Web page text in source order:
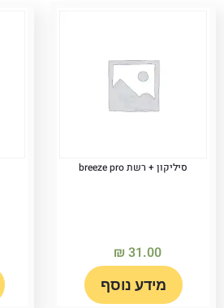
סיליקון + רשת breeze pro
₪ 31.00
מידע נוסף